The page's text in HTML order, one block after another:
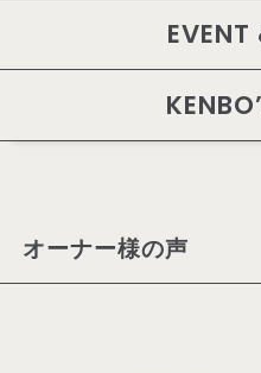
オーナー様の声